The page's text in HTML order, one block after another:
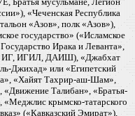
«Чеченская Республика
«Азов», полк «Азов»),
государство» («Исламское
Ирака и Леванта»,
ИГ, ИГИЛ, ДАИШ), «Джабхат
Джихад» или «Египетский
«Хайят Тахрир-аш-Шам»,
Талибан», «Братья-
крымско-татарского
(«Кавказский Эмират»),